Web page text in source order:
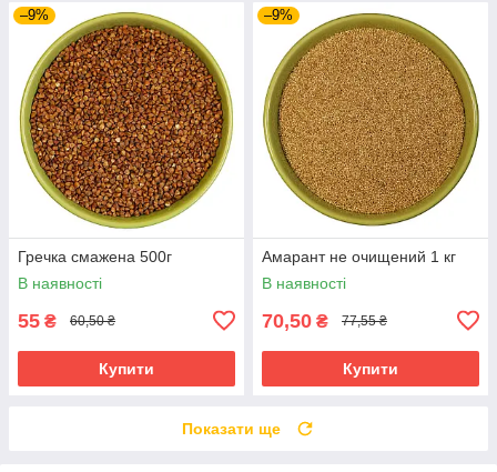
–9%
Гречка смажена 500г
В наявності
55 ₴ 60,50 ₴
Купити
–9%
Амарант не очищений 1 кг
В наявності
70,50 ₴ 77,55 ₴
Купити
Показати ще